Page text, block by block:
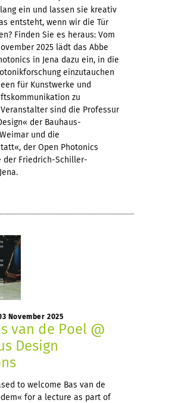
ein und lassen sie kreativ
entsteht, wenn wir die Tür
Finden Sie es heraus: Vom
2025 lädt das Abbe
in Jena dazu ein, in die
einzutauchen
für Kunstwerke und
zu
sind die Professur
der Bauhaus-
und die
der Open Photonics
der Friedrich-Schiller-
November 2025
van de Poel @
Design
to welcome Bas van de
for a lecture as part of